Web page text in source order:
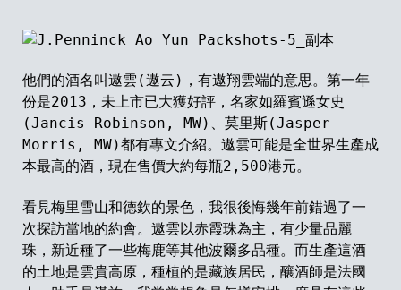
他們的酒名叫遨雲(遨云 ) ，有遨翔雲端的意思。第一年
份是2013 ，未上市已大獲好評，名家如羅賓遜女史
(Jancis Robinson, MW) 、莫里斯(Jasper
Morris, MW)都有專文介紹。遨雲可能是全世界生產成
本最高的酒，現在售價大約每瓶2,500港元。
看見梅里雪山和德欽的景色，我很後悔幾年前錯過了一
次探訪當地的約會。遨雲以赤霞珠為主，有少量品麗
珠，新近種了一些梅鹿等其他波爾多品種。而生產這酒
的土地是雲貴高原，種植的是藏族居民，釀酒師是法國